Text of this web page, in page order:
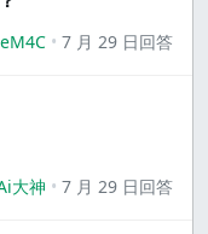
7 月 29 日回答
大神 7 月 29 日回答